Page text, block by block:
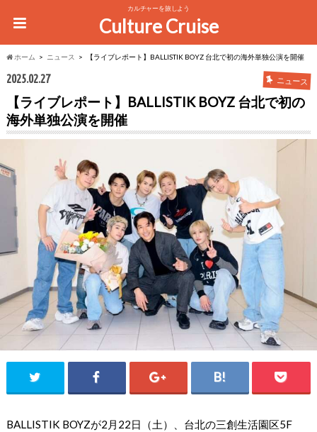
カルチャーを旅しよう
Culture Cruise
ホーム ニュース 【ライブレポート】BALLISTIK BOYZ 台北で初の海外単独公演を開催
2025.02.27 ニュース
【ライブレポート】BALLISTIK BOYZ 台北で初の
海外単独公演を開催
BALLISTIK BOYZが2月22日（土）、台北の三創生活園区5F